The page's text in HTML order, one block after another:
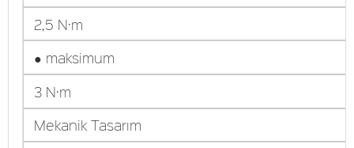
2,5 N·m
● maksimum
3 N·m
Mekanik Tasarım